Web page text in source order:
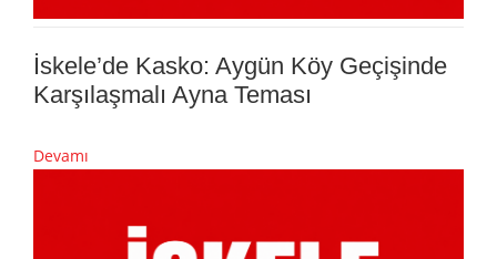
İskele’de Kasko: Aygün Köy Geçişinde
Karşılaşmalı Ayna Teması
Devamı